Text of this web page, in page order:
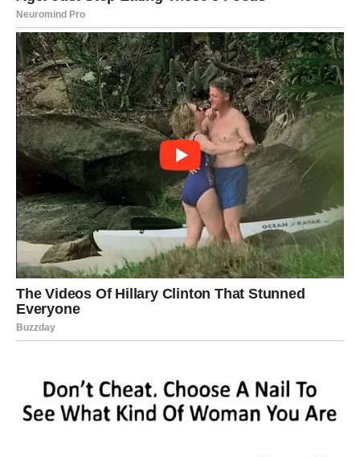
Poslovni uspeh stiže posle
velikog izazova
Na poslu vas očekuju događaji koji će u početku izgledati
veoma komplikovano. Moguće su promene radnog mesta,
novi projekti ili potpuno drugačije obaveze koje će od vas
zahtevati dodatni trud.
Ipak, iza svega krije se velika nagrada. Vaša istrajnost,
disciplina i odgovornost konačno će biti primećeni. Ljudi
koji donose važne odluke shvatiće koliko vredite i upravo
zbog toga mogli biste dobiti ponudu koja će promeniti
vašu finansijsku situaciju.
Nemojte odbijati nove prilike samo zato što vam deluju
gde najmanje očekujete.
Novac dolazi kada prestanete da